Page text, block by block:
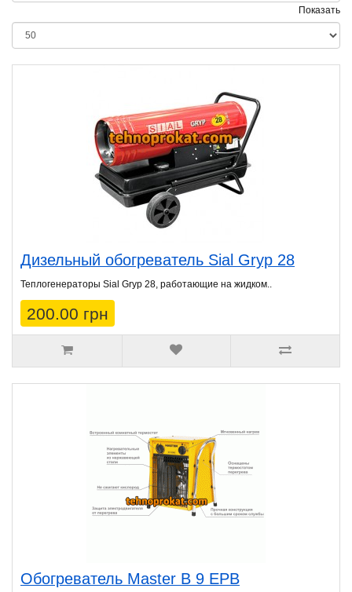
Показать
Дизельный обогреватель Sial Gryp 28
Теплогенераторы Sial Gryp 28, работающие на жидком..
200.00 грн
Обогреватель Master B 9 EPB